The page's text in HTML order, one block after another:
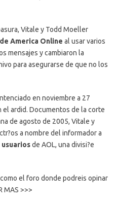
Vitale y Todd Moeller
America Online al usar varios
mensajes y cambiaron la
para asegurarse de que no los
en noviembre a 27
el ardid. Documentos de la corte
de agosto de 2005, Vitale y
a nombre del informador a
usuariosde AOL, una divisi?e
el foro donde podreis opinar
MAS >>>